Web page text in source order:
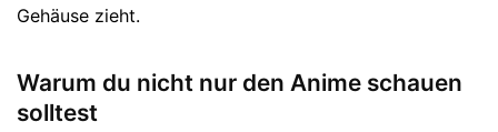
Gehäuse zieht.
Warum du nicht nur den Anime schauen
solltest